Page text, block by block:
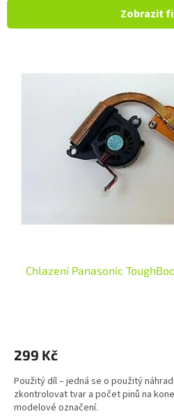
Zobrazit
Chlazení Panasonic
299 Kč
Použitý díl – jedná se o použitý
zkontrolovat tvar a počet pinů na
modelové označení.